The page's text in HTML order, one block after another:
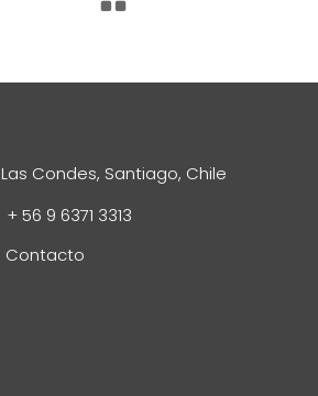
Las Condes, Santiago, Chile
+ 56 9 6371 3313
Contacto